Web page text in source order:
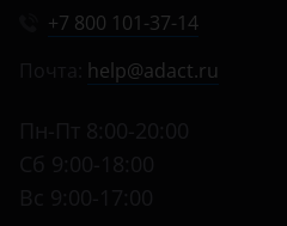
+7 800 101-37-14
help@adact.ru